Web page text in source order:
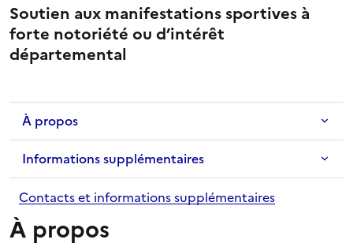
Soutien aux manifestations sportives à
forte notoriété ou d’intérêt
départemental
À propos
Informations supplémentaires
Contacts et informations supplémentaires
À propos